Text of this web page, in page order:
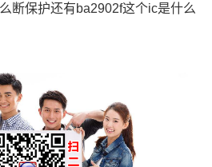
断保护还有ba2902f这个ic是什么